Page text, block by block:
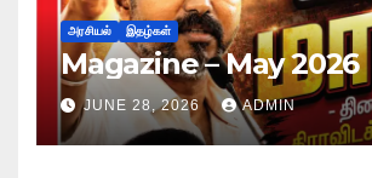
அரசியல் இதழ்கள்
Magazine – May 2026
JUNE 28, 2026 ADMIN